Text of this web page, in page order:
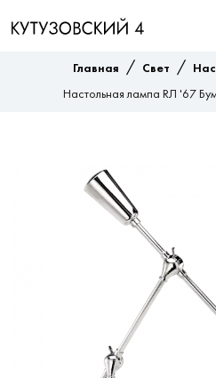
Главная / Свет /
Настольная лампа RЛ '67